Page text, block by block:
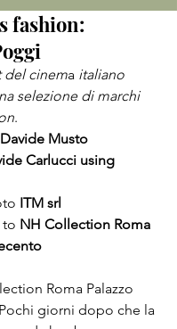
fashion:
del cinema italiano
selezione di marchi
.
Davide Musto
Carlucci using
ITM srl
to NH Collection Roma
Roma Palazzo
giorni dopo che la